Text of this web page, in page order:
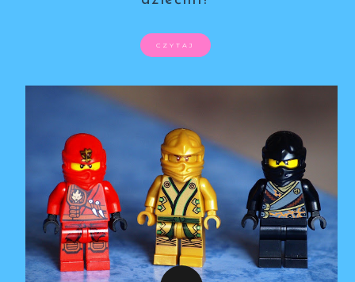
CZYTAJ